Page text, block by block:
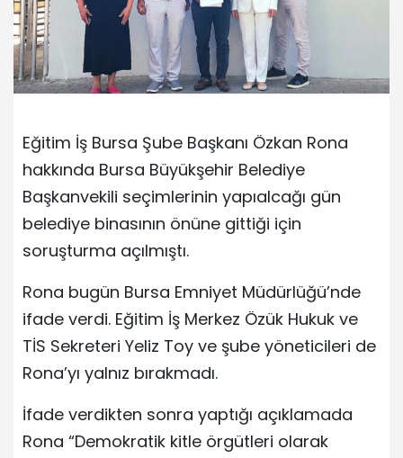
Eğitim İş Bursa Şube Başkanı Özkan Rona
hakkında Bursa Büyükşehir Belediye
Başkanvekili seçimlerinin yapıalcağı gün
belediye binasının önüne gittiği için
soruşturma açılmıştı.
Rona bugün Bursa Emniyet Müdürlüğü’nde
ifade verdi. Eğitim İş Merkez Özük Hukuk ve
TİS Sekreteri Yeliz Toy ve şube yöneticileri de
Rona’yı yalnız bırakmadı.
İfade verdikten sonra yaptığı açıklamada
Rona “Demokratik kitle örgütleri olarak